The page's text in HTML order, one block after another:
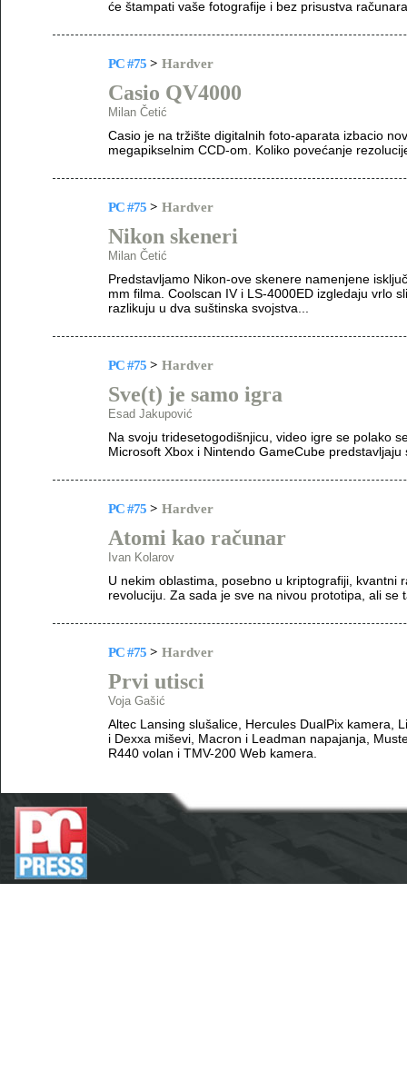
će štampati vaše fotografije i bez prisustva
PC #75 > Hardver
Casio QV4000
Milan Četić
Casio je na tržište digitalnih foto-aparata izbacio
megapikselnim CCD-om. Koliko povećanje
PC #75 > Hardver
Nikon skeneri
Milan Četić
Predstavljamo Nikon-ove skenere namenjene
mm filma. Coolscan IV i LS-4000ED izgledaju vrlo
razlikuju u dva suštinska svojstva...
PC #75 > Hardver
Sve(t) je samo igra
Esad Jakupović
Na svoju tridesetogodišnjicu, video igre se polako
Microsoft Xbox i Nintendo GameCube
PC #75 > Hardver
Atomi kao računar
Ivan Kolarov
U nekim oblastima, posebno u kriptografiji, kvantni
revoluciju. Za sada je sve na nivou prototipa, ali se
PC #75 > Hardver
Prvi utisci
Voja Gašić
Altec Lansing slušalice, Hercules DualPix kamera,
i Dexxa miševi, Macron i Leadman napajanja,
R440 volan i TMV-200 Web kamera.